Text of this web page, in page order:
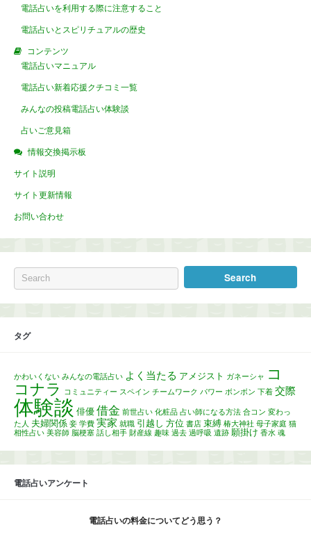
電話占いを利用する際に注意すること
電話占いとスピリチュアルの歴史
コンテンツ
電話占いマニュアル
電話占い新着応援クチコミ一覧
みんなの投稿電話占い体験談
占いご意見箱
情報交換掲示板
サイト説明
サイト更新情報
お問い合わせ
タグ
かわいくない みんなの電話占い よく当たる アメジスト ガネーシャ
コ
コナラ
コミュニティー スペイン チームワーク パワー ボンボン 下着 交際
体験談 俳優 借金 前世占い 化粧品 占い師になる方法 合コン 変わっ
た人 夫婦関係 妾 学費 実家 就職 引越し 方位 書店 束縛 椿大神社 母子家庭 猫
相性占い 美容師 脳梗塞 話し相手 財産線 趣味 過去 過呼吸 遺跡 願掛け 香水 魂
電話占いアンケート
電話占いの料金についてどう思う？